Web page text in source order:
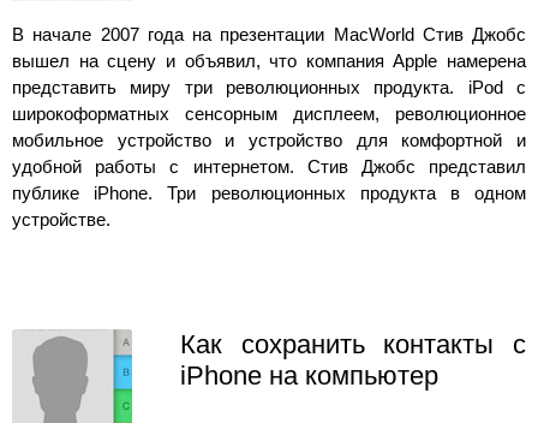
В начале 2007 года на презентации MacWorld Стив Джобс
вышел на сцену и объявил, что компания Apple намерена
представить миру три революционных продукта. iPod с
широкоформатных сенсорным дисплеем, революционное
мобильное устройство и устройство для комфортной и
удобной работы с интернетом. Стив Джобс представил
публике iPhone. Три революционных продукта в одном
устройстве.
Как сохранить контакты с
iPhone на компьютер